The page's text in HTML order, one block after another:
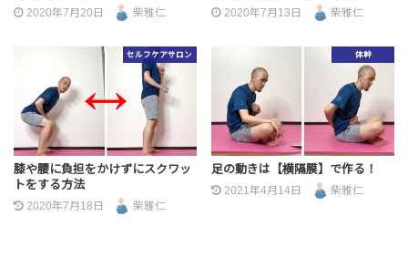
2020年7月20日 柴雅仁 2020年7月13日 柴雅仁
セルフケアサロン
膝や腰に負担をかけずにスクワッ
トをする方法
2020年7月18日 柴雅仁
体幹
足の動きは【横隔膜】で作る！
2021年4月14日 柴雅仁